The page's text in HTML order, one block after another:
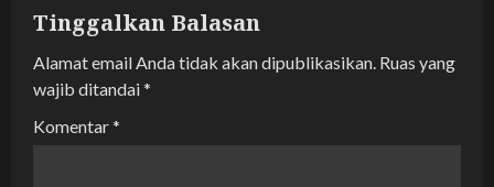
g
a
t
Tinggalkan Balasan
Alamat email Anda tidak akan dipublikasikan. Ruas yang
wajib ditandai*
Komentar*